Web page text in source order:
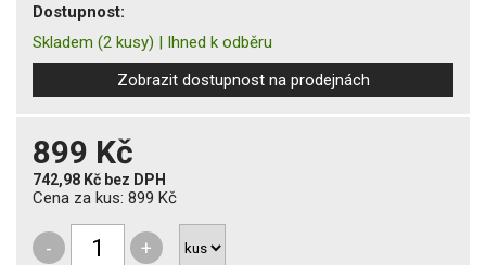
Dostupnost:
Skladem (2 kusy) | Ihned k odběru
Zobrazit dostupnost na prodejnách
899 Kč
742,98 Kč bez DPH
Cena za kus: 899 Kč
- +